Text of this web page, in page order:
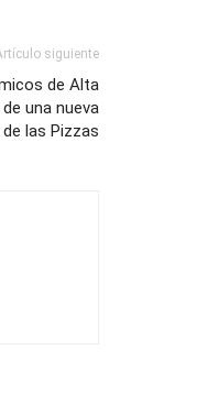
siguiente
de Alta
una nueva
las Pizzas